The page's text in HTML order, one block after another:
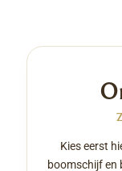
Kies eerst
boomschijf en